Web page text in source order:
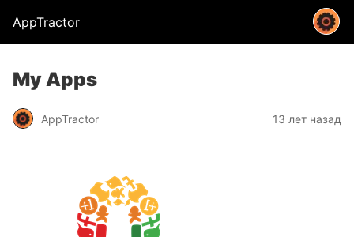
AppTractor
My Apps
AppTractor 13 лет назад